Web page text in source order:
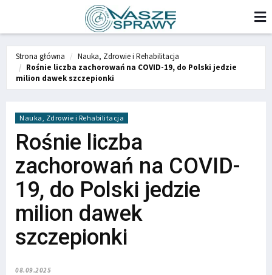
Strona główna
Nauka, Zdrowie i Rehabilitacja
Rośnie liczba zachorowań na COVID-19, do Polski jedzie
milion dawek szczepionki
Nauka, Zdrowie i Rehabilitacja
Rośnie liczba
zachorowań na COVID-
19, do Polski jedzie
milion dawek
szczepionki
08.09.2025